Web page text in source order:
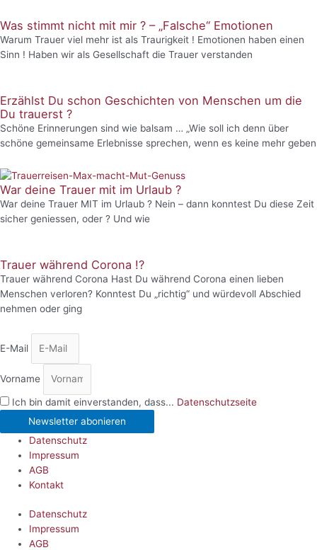
Was stimmt nicht mit mir ? – „Falsche“ Emotionen
Warum Trauer viel mehr ist als Traurigkeit ! Emotionen haben einen
Sinn ! Haben wir als Gesellschaft die Trauer verstanden
Erzählst Du schon Geschichten von Menschen um die
Du trauerst ?
Schöne Erinnerungen sind wie balsam … „Wie soll ich denn über
schöne gemeinsame Erlebnisse sprechen, wenn es keine mehr geben
War deine Trauer mit im Urlaub ?
War deine Trauer MIT im Urlaub ? Nein – dann konntest Du diese Zeit
sicher geniessen, oder ? Und wie
Trauer während Corona !?
Trauer während Corona Hast Du während Corona einen lieben
Menschen verloren? Konntest Du „richtig“ und würdevoll Abschied
nehmen oder ging
E-Mail
Vorname
Ich bin damit einverstanden, dass... Datenschutzseite
Newsletter abonieren
Datenschutz
Impressum
AGB
Kontakt
Datenschutz
Impressum
AGB